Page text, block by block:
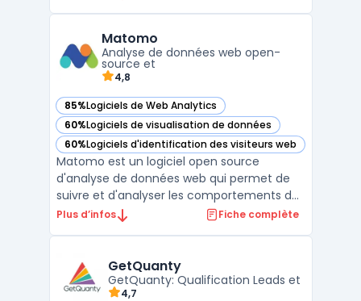
automatiser les campagnes marketing,
permettant ainsi une gestion ...
Matomo
Analyse de données web open-
source et
4,8
85%Logiciels de Web Analytics
— voir Matomo dans cette catégorie
60%Logiciels de visualisation de données
— voir Matomo dans cette catégorie
60%Logiciels d'identification des visiteurs web
— voir Matomo dans cette catégorie
Matomo est un logiciel open source
d'analyse de données web qui permet de
suivre et d'analyser les comportements des
visiteurs sur un site web. Il offre une
respectueuse de la vie privée des
utilisateurs. Matomo permet ...
Plus d’infos Fiche complète
GetQuanty
GetQuanty: Qualification Leads et
4,7